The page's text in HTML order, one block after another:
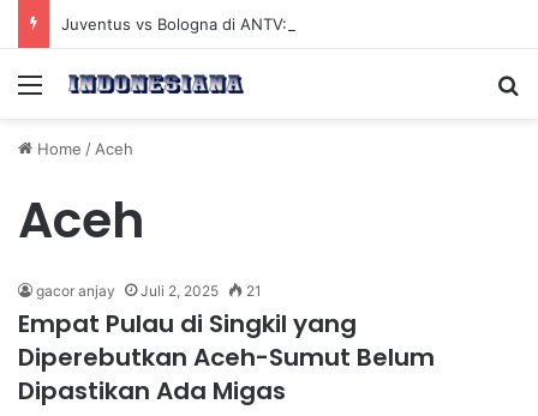
Menu
Home /Aceh
Aceh
gacor anjay Juli 2, 2025 21
Empat Pulau di Singkil yang
Diperebutkan Aceh-Sumut Belum
Dipastikan Ada Migas